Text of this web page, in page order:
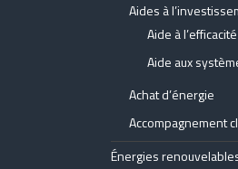
Aides à
Aide à
Aide aux
Achat d’énergie
Accompagnement
Énergies